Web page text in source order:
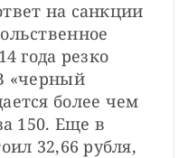
на санкции
года резко
«черный
более чем
150. Еще в
32,66 рубля,